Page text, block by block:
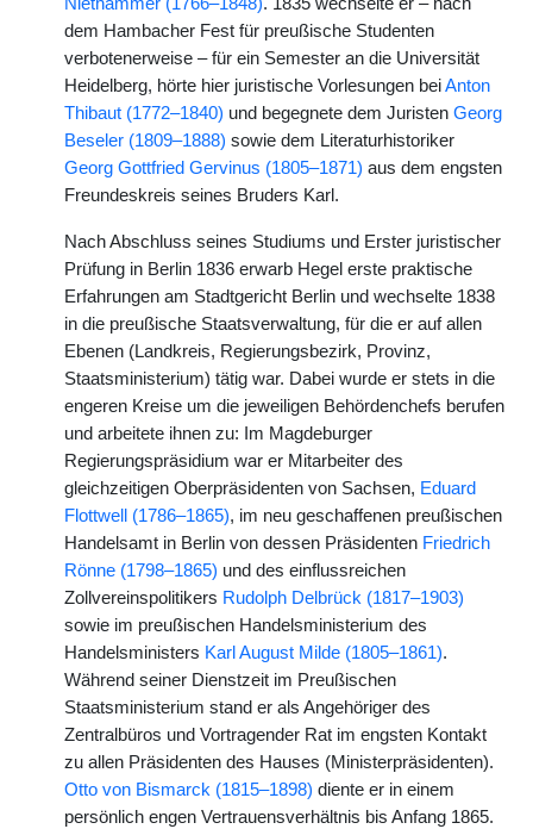
Niethammer (1766–1848). 1835 wechselte er – nach
dem Hambacher Fest für preußische Studenten
verbotenerweise – für ein Semester an die Universität
Heidelberg, hörte hier juristische Vorlesungen beiAnton
Thibaut (1772–1840) und begegnete dem Juristen Georg
Beseler (1809–1888) sowie dem Literaturhistoriker
Georg Gottfried Gervinus (1805–1871) aus dem engsten
Freundeskreis seines Bruders Karl.
Nach Abschluss seines Studiums und Erster juristischer
Prüfung in Berlin 1836 erwarb Hegel erste praktische
Erfahrungen am Stadtgericht Berlin und wechselte 1838
in die preußische Staatsverwaltung, für die er auf allen
Ebenen (Landkreis, Regierungsbezirk, Provinz,
Staatsministerium) tätig war. Dabei wurde er stets in die
engeren Kreise um die jeweiligen Behördenchefs berufen
und arbeitete ihnen zu: Im Magdeburger
Regierungspräsidium war er Mitarbeiter des
gleichzeitigen Oberpräsidenten von Sachsen, Eduard
Flottwell (1786–1865), im neu geschaffenen preußischen
Handelsamt in Berlin von dessen Präsidenten Friedrich
Rönne (1798–1865) und des einflussreichen
Zollvereinspolitikers Rudolph Delbrück (1817–1903)
sowie im preußischen Handelsministerium des
Handelsministers Karl August Milde (1805–1861).
Während seiner Dienstzeit im Preußischen
Staatsministerium stand er als Angehöriger des
Zentralbüros und Vortragender Rat im engsten Kontakt
zu allen Präsidenten des Hauses (Ministerpräsidenten).
Otto von Bismarck (1815–1898) diente er in einem
persönlich engen Vertrauensverhältnis bis Anfang 1865.